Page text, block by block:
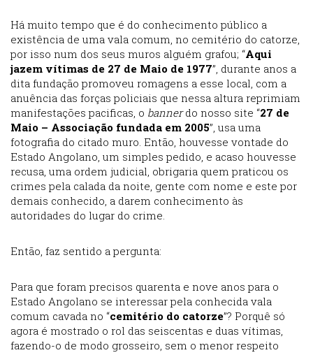
Há muito tempo que é do conhecimento público a
existência de uma vala comum, no cemitério do catorze,
por isso num dos seus muros alguém grafou; “Aqui
jazem vítimas de 27 de Maio de 1977”, durante anos a
dita fundação promoveu romagens a esse local, com a
anuência das forças policiais que nessa altura reprimiam
manifestações pacificas, o bannerdo nosso site “27 de
Maio – Associação fundada em 2005”, usa uma
fotografia do citado muro. Então, houvesse vontade do
Estado Angolano, um simples pedido, e acaso houvesse
recusa, uma ordem judicial, obrigaria quem praticou os
crimes pela calada da noite, gente com nome e este por
demais conhecido, a darem conhecimento às
autoridades do lugar do crime.
Então, faz sentido a pergunta:
Para que foram precisos quarenta e nove anos para o
Estado Angolano se interessar pela conhecida vala
comum cavada no “cemitério do catorze”? Porquê só
agora é mostrado o rol das seiscentas e duas vítimas,
fazendo-o de modo grosseiro, sem o menor respeito